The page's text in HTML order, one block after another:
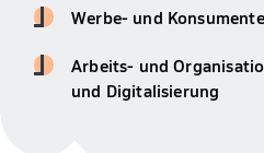
Werbe- und
Arbeits- und
und Digitalisierung